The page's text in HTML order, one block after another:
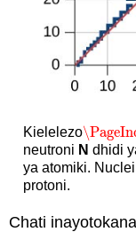
Kielelezo
neutroni N dhidi
ya atomiki.
protoni.
Chati